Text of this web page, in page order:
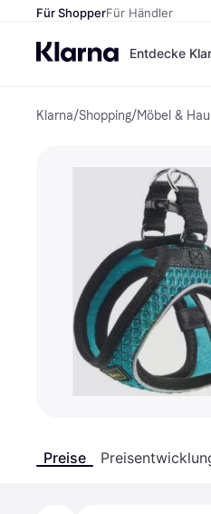
Für ShopperFür Händler
Entdecke
Klarna/Shopping/Möbel &
Preise